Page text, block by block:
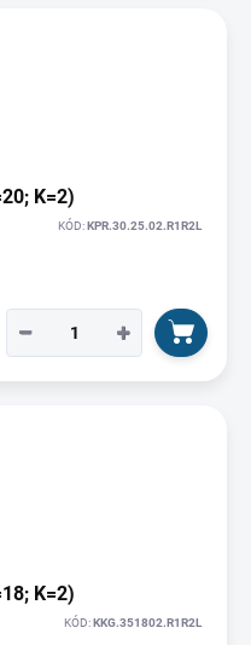
K=2)
KÓD:KPR.30.25.02.R1R2L
+
−
K=2)
KÓD:KKG.351802.R1R2L